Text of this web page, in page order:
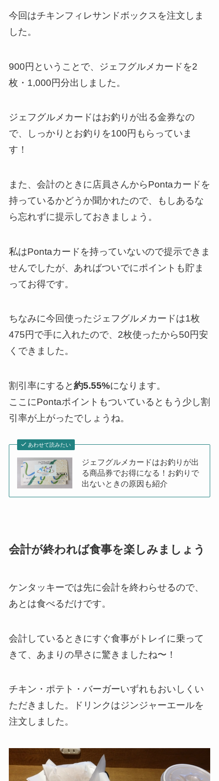
今回はチキンフィレサンドボックスを注文しま
した。
900円ということで、ジェフグルメカードを2
枚・1,000円分出しました。
ジェフグルメカードはお釣りが出る金券なの
で、しっかりとお釣りを100円もらっていま
す！
また、会計のときに店員さんからPontaカードを
持っているかどうか聞かれたので、もしあるな
ら忘れずに提示しておきましょう。
私はPontaカードを持っていないので提示できま
せんでしたが、あればついでにポイントも貯ま
ってお得です。
ちなみに今回使ったジェフグルメカードは1枚
475円で手に入れたので、2枚使ったから50円安
くできました。
割引率にすると約5.55%になります。
ここにPontaポイントもついているともう少し割
引率が上がったでしょうね。
あわせて読みたい
ジェフグルメカードはお釣りが出
る商品券でお得になる！お釣りで
出ないときの原因も紹介
会計が終われば食事を楽しみましょう
ケンタッキーでは先に会計を終わらせるので、
あとは食べるだけです。
会計しているときにすぐ食事がトレイに乗って
きて、あまりの早さに驚きましたね〜！
チキン・ポテト・バーガーいずれもおいしくい
ただきました。ドリンクはジンジャーエールを
注文しました。